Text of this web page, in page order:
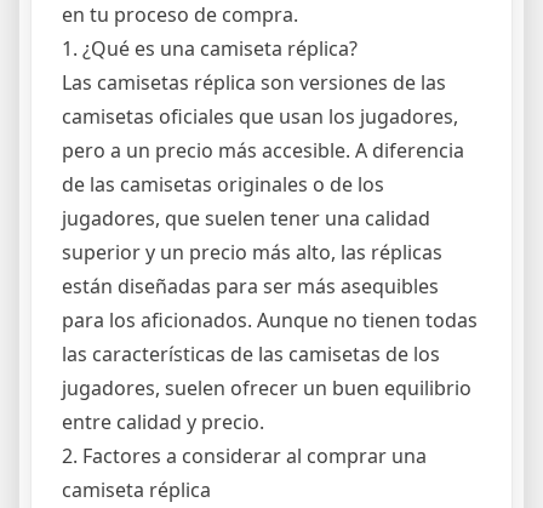
en tu proceso de compra.
1. ¿Qué es una camiseta réplica?
Las camisetas réplica son versiones de las
camisetas oficiales que usan los jugadores,
pero a un precio más accesible. A diferencia
de las camisetas originales o de los
jugadores, que suelen tener una calidad
superior y un precio más alto, las réplicas
están diseñadas para ser más asequibles
para los aficionados. Aunque no tienen todas
las características de las camisetas de los
jugadores, suelen ofrecer un buen equilibrio
entre calidad y precio.
2. Factores a considerar al comprar una
camiseta réplica